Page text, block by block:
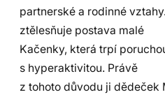
partnerské a rodinné
ztělesňuje postava malé
Kačenky, která trpí
s hyperaktivitou. Právě
z tohoto důvodu ji